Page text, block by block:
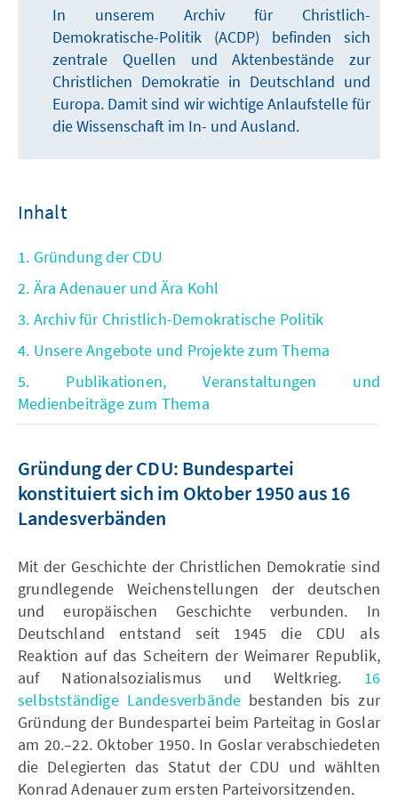
In unserem Archiv für Christlich-
Demokratische-Politik (ACDP) befinden sich
zentrale Quellen und Aktenbestände zur
Christlichen Demokratie in Deutschland und
Europa. Damit sind wir wichtige Anlaufstelle für
die Wissenschaft im In- und Ausland.
Inhalt
1. Gründung der CDU
2. Ära Adenauer und Ära Kohl
3. Archiv für Christlich-Demokratische Politik
4. Unsere Angebote und Projekte zum Thema
5. Publikationen, Veranstaltungen und
Medienbeiträge zum Thema
Gründung der CDU: Bundespartei
konstituiert sich im Oktober 1950 aus 16
Landesverbänden
Mit der Geschichte der Christlichen Demokratie sind
grundlegende Weichenstellungen der deutschen
und europäischen Geschichte verbunden. In
Deutschland entstand seit 1945 die CDU als
Reaktion auf das Scheitern der Weimarer Republik,
auf Nationalsozialismus und Weltkrieg. 16
selbstständige Landesverbände bestanden bis zur
Gründung der Bundespartei beim Parteitag in Goslar
am 20.–22. Oktober 1950. In Goslar verabschiedeten
die Delegierten das Statut der CDU und wählten
Konrad Adenauer zum ersten Parteivorsitzenden.